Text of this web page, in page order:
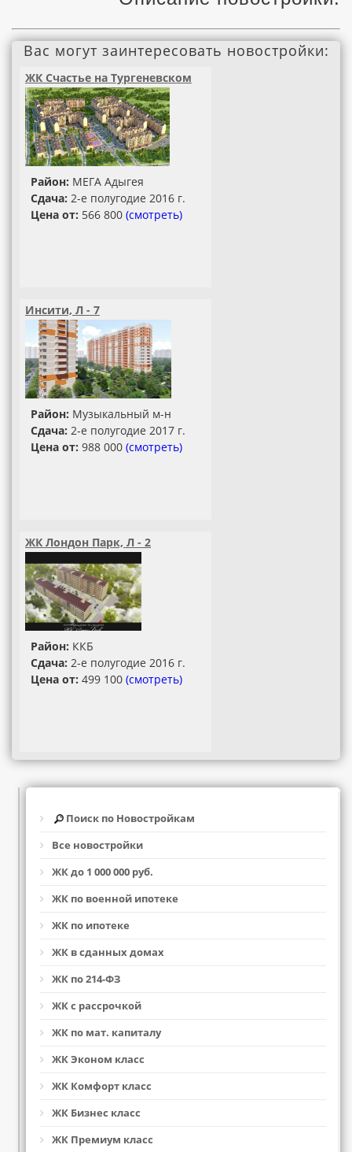
Вас могут заинтересовать новостройки:
ЖК Счастье на Тургеневском
Район: МЕГА Адыгея
Сдача: 2-е полугодие 2016 г.
Цена от: 566 800 (смотреть)
Инсити, Л - 7
Район: Музыкальный м-н
Сдача: 2-е полугодие 2017 г.
Цена от: 988 000 (смотреть)
ЖК Лондон Парк, Л - 2
Район: ККБ
Сдача: 2-е полугодие 2016 г.
Цена от: 499 100 (смотреть)
Поиск по Новостройкам
Все новостройки
ЖК до 1 000 000 руб.
ЖК по военной ипотеке
ЖК по ипотеке
ЖК в сданных домах
ЖК по 214-ФЗ
ЖК с рассрочкой
ЖК по мат. капиталу
ЖК Эконом класс
ЖК Комфорт класс
ЖК Бизнес класс
ЖК Премиум класс